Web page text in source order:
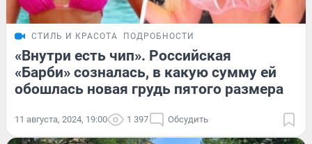
СТИЛЬ И КРАСОТА ПОДРОБНОСТИ
«Внутри есть чип». Российская
«Барби» созналась, в какую сумму ей
обошлась новая грудь пятого размера
11 августа, 2024, 19:00 1 397 Обсудить